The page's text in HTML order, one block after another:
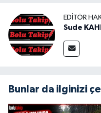
EDITÖR
Sude
Bunlar da ilginizi